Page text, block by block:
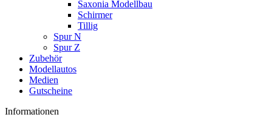
Saxonia Modellbau
Schirmer
Tillig
Spur N
Spur Z
Zubehör
Modellautos
Medien
Gutscheine
Informationen